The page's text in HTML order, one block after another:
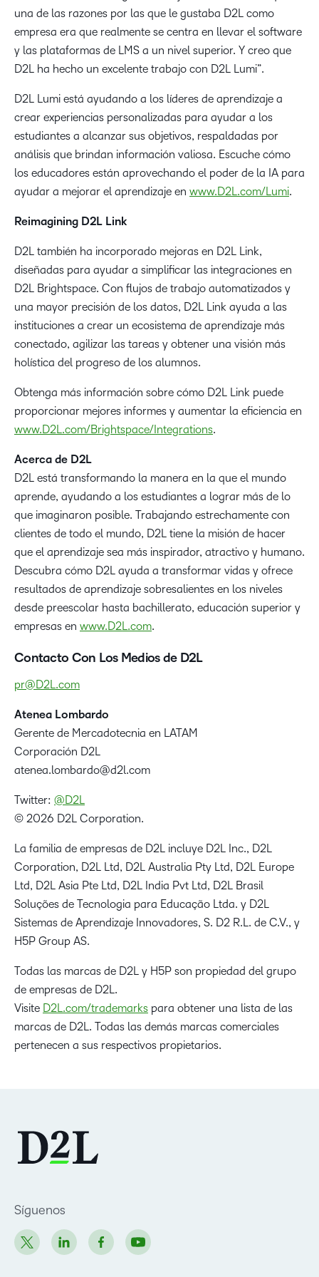
una de las razones por las que le gustaba D2L como
empresa era que realmente se centra en llevar el software
y las plataformas de LMS a un nivel superior. Y creo que
D2L ha hecho un excelente trabajo con D2L Lumi”.
D2L Lumi está ayudando a los líderes de aprendizaje a
crear experiencias personalizadas para ayudar a los
estudiantes a alcanzar sus objetivos, respaldadas por
análisis que brindan información valiosa. Escuche cómo
los educadores están aprovechando el poder de la IA para
ayudar a mejorar el aprendizaje en www.D2L.com/Lumi.
Reimagining D2L Link
D2L también ha incorporado mejoras en D2L Link,
diseñadas para ayudar a simplificar las integraciones en
D2L Brightspace. Con flujos de trabajo automatizados y
una mayor precisión de los datos, D2L Link ayuda a las
instituciones a crear un ecosistema de aprendizaje más
conectado, agilizar las tareas y obtener una visión más
holística del progreso de los alumnos.
Obtenga más información sobre cómo D2L Link puede
proporcionar mejores informes y aumentar la eficiencia en
www.D2L.com/Brightspace/Integrations.
Acerca de D2L
D2L está transformando la manera en la que el mundo
aprende, ayudando a los estudiantes a lograr más de lo
que imaginaron posible. Trabajando estrechamente con
clientes de todo el mundo, D2L tiene la misión de hacer
que el aprendizaje sea más inspirador, atractivo y humano.
Descubra cómo D2L ayuda a transformar vidas y ofrece
resultados de aprendizaje sobresalientes en los niveles
desde preescolar hasta bachillerato, educación superior y
empresas en www.D2L.com.
Contacto Con Los Medios de D2L
pr@D2L.com
Atenea Lombardo
Gerente de Mercadotecnia en LATAM
Corporación D2L
atenea.lombardo@d2l.com
Twitter: @D2L
© 2026 D2L Corporation.
La familia de empresas de D2L incluye D2L Inc., D2L
Corporation, D2L Ltd, D2L Australia Pty Ltd, D2L Europe
Ltd, D2L Asia Pte Ltd, D2L India Pvt Ltd, D2L Brasil
Soluções de Tecnologia para Educação Ltda. y D2L
Sistemas de Aprendizaje Innovadores, S. D2 R.L. de C.V., y
H5P Group AS.
Todas las marcas de D2L y H5P son propiedad del grupo
de empresas de D2L.
Visite D2L.com/trademarks para obtener una lista de las
marcas de D2L. Todas las demás marcas comerciales
pertenecen a sus respectivos propietarios.
Síguenos